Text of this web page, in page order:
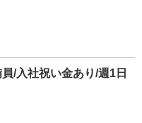
/入社祝い金あり/週1日